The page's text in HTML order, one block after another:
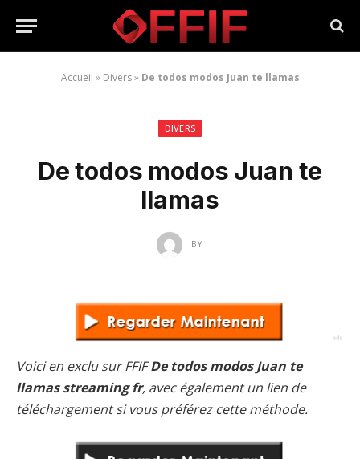
Accueil » Divers» De todos modos Juan te llamas
DIVERS
De todos modos Juan te
llamas
BY
Voici en exclu sur FFIFDe todos modos Juan te
llamas streaming fr, avec également un lien de
téléchargement si vous préférez cette méthode.